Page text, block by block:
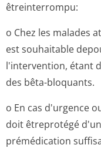
êtreinterrompu:
o Chez les malades
est souhaitable
l'intervention, étant
des bêta-bloquants.
o En cas d'urgence
doit êtreprotégé
prémédication